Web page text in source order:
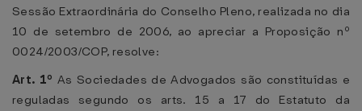
Sessão Extraordinária do Conselho Pleno, realizada no dia
10 de setembro de 2006, ao apreciar a Proposição nº
0024/2003/COP, resolve:
Art. 1º As Sociedades de Advogados são constituídas e
reguladas segundo os arts. 15 a 17 do Estatuto da